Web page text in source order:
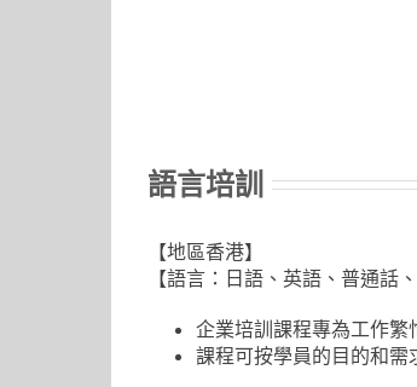
語言培訓
【地區香港】
【語言：日語、英語、普通話、
企業培訓課程專為工作
課程可按學員的目的和需